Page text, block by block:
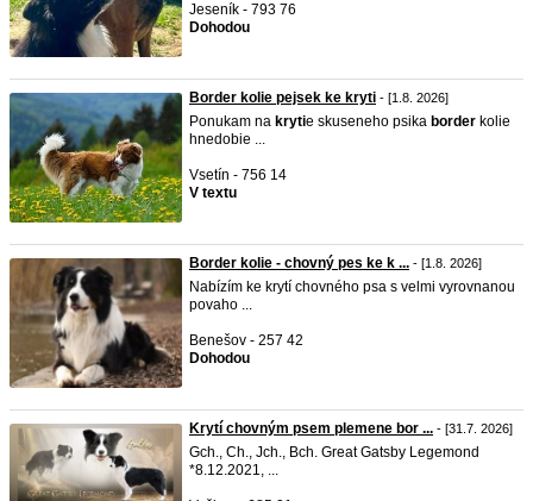
Jeseník - 793 76
Dohodou
Border kolie pejsek ke kryti - [1.8. 2026]
Ponukam na krytie skuseneho psika border kolie
hnedobie ...
Vsetín - 756 14
V textu
Border kolie - chovný pes ke k ... - [1.8. 2026]
Nabízím ke krytí chovného psa s velmi vyrovnanou
povaho ...
Benešov - 257 42
Dohodou
Krytí chovným psem plemene bor ... - [31.7. 2026]
Gch., Ch., Jch., Bch. Great Gatsby Legemond
*8.12.2021, ...